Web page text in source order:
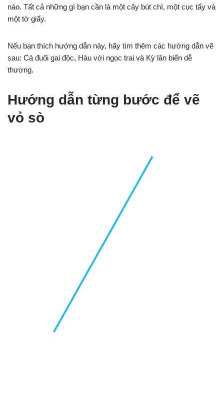
nào. Tất cả những gì bạn cần là một cây bút chì, một cục tẩy và
một tờ giấy.
Nếu bạn thích hướng dẫn này, hãy tìm thêm các hướng dẫn vẽ
sau: Cá đuối gai độc, Hàu với ngọc trai và Kỳ lân biển dễ
thương.
Hướng dẫn từng bước để vẽ
vỏ sò